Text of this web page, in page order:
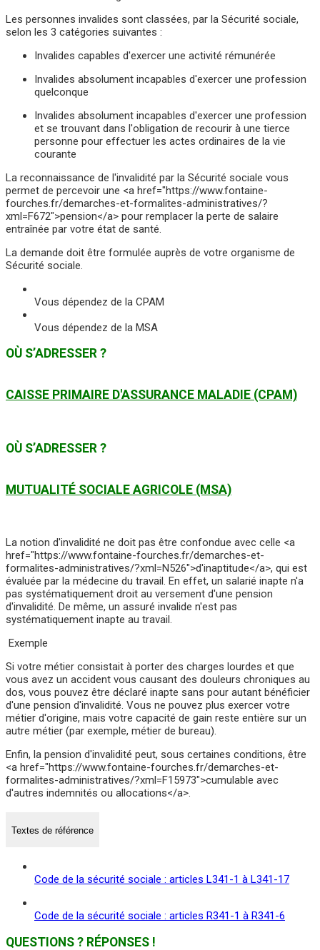
Les personnes invalides sont classées, par la Sécurité sociale,
selon les 3 catégories suivantes :
Invalides capables d'exercer une activité rémunérée
Invalides absolument incapables d'exercer une profession
quelconque
Invalides absolument incapables d'exercer une profession
et se trouvant dans l'obligation de recourir à une tierce
personne pour effectuer les actes ordinaires de la vie
courante
La reconnaissance de l'invalidité par la Sécurité sociale vous
permet de percevoir une <a href="https://www.fontaine-
fourches.fr/demarches-et-formalites-administratives/?
xml=F672">pension</a> pour remplacer la perte de salaire
entraînée par votre état de santé.
La demande doit être formulée auprès de votre organisme de
Sécurité sociale.
Vous dépendez de la CPAM
Vous dépendez de la MSA
OÙ S’ADRESSER ?
CAISSE PRIMAIRE D'ASSURANCE MALADIE (CPAM)
OÙ S’ADRESSER ?
MUTUALITÉ SOCIALE AGRICOLE (MSA)
La notion d'invalidité ne doit pas être confondue avec celle <a
href="https://www.fontaine-fourches.fr/demarches-et-
formalites-administratives/?xml=N526">d'inaptitude</a>, qui est
évaluée par la médecine du travail. En effet, un salarié inapte n'a
pas systématiquement droit au versement d'une pension
d'invalidité. De même, un assuré invalide n'est pas
systématiquement inapte au travail.
Exemple
Si votre métier consistait à porter des charges lourdes et que
vous avez un accident vous causant des douleurs chroniques au
dos, vous pouvez être déclaré inapte sans pour autant bénéficier
d'une pension d'invalidité. Vous ne pouvez plus exercer votre
métier d'origine, mais votre capacité de gain reste entière sur un
autre métier (par exemple, métier de bureau).
Enfin, la pension d'invalidité peut, sous certaines conditions, être
<a href="https://www.fontaine-fourches.fr/demarches-et-
formalites-administratives/?xml=F15973">cumulable avec
d'autres indemnités ou allocations</a>.
Textes de référence
Code de la sécurité sociale : articles L341-1 à L341-17
Code de la sécurité sociale : articles R341-1 à R341-6
QUESTIONS ? RÉPONSES !